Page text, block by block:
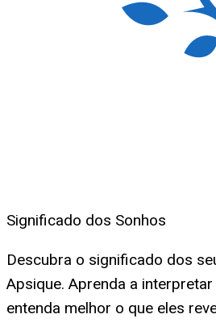
Significado dos Sonhos
Descubra o significado dos
Apsique. Aprenda a
entenda melhor o que eles